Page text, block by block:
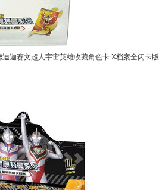
迦赛文超人宇宙英雄收藏角色卡 X档案全闪卡版